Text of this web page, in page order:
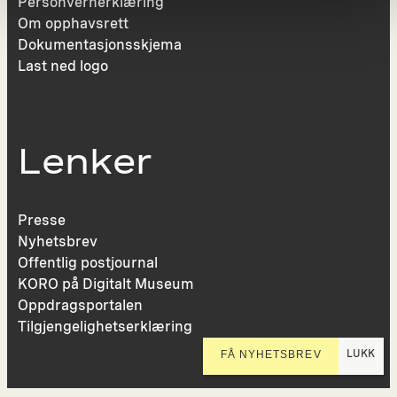
Om opphavsrett
Dokumentasjonsskjema
Last ned logo
Lenker
Presse
Nyhetsbrev
Offentlig postjournal
KORO på Digitalt Museum
Oppdragsportalen
Tilgjengelighetserklæring
FÅ NYHETSBREV LUKK